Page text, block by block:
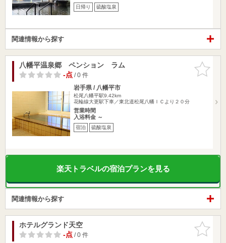
日帰り 硫酸塩泉
関連情報から探す
お気に入
りに追加
八幡平温泉郷 ペンション ラム
-点/ 0 件
岩手県 / 八幡平市
松尾八幡平駅9.42km
花輪線大更駅下車／東北道松尾八幡ＩＣより２０分
営業時間
入浴料金 ～
宿泊 硫酸塩泉
楽天トラベルの宿泊プランを見る
関連情報から探す
お気に入
りに追加
ホテルグランド天空
-点/ 0 件